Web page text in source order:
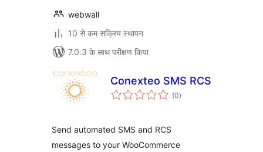
webwall
10 से कम सक्रिय स्थापन
7.0.3 के साथ परीक्षण किया
Conexteo SMS RCS
(0कुल
दर)
Send automated SMS and RCS
messages to your WooCommerce